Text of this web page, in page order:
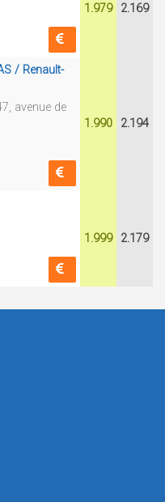
1.979 2.169
/ Renault-
avenue de
1.990 2.194
1.999 2.179